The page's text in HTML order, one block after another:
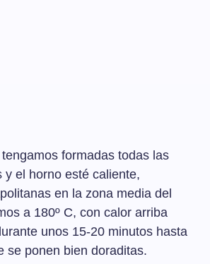
formadas todas las
y el horno esté caliente,
en la zona media del
a 180º C, con calor arriba
unos 15-20 minutos hasta
se ponen bien doraditas.